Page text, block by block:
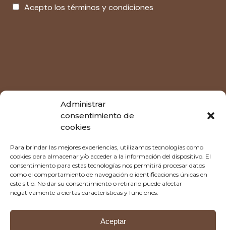
Administrar
consentimiento de
cookies
Para brindar las mejores experiencias, utilizamos tecnologías como
cookies para almacenar y/o acceder a la información del dispositivo. El
consentimiento para estas tecnologías nos permitirá procesar datos
como el comportamiento de navegación o identificaciones únicas en
este sitio. No dar su consentimiento o retirarlo puede afectar
negativamente a ciertas características y funciones.
Aceptar
Acepto los términos y condiciones
Tu espacio,
despacio.